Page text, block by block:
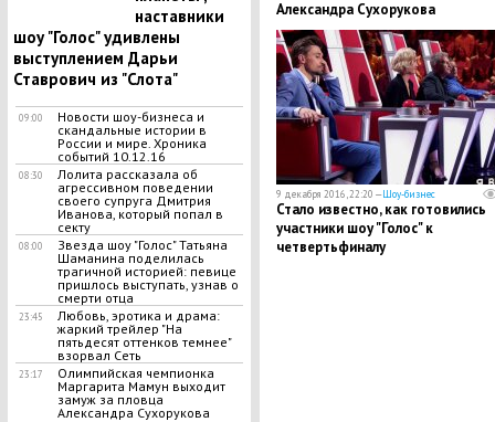
наставники
шоу "Голос" удивлены
выступлением Дарьи
Ставрович из "Слота"
09:00
Новости шоу-бизнеса и
скандальные истории в
России и мире. Хроника
событий 10.12.16
08:30
Лолита рассказала об
агрессивном поведении
своего супруга Дмитрия
Иванова, который попал в
секту
08:00
Звезда шоу "Голос" Татьяна
Шаманина поделилась
трагичной историей: певице
пришлось выступать, узнав о
смерти отца
23:45
Любовь, эротика и драма:
жаркий трейлер "На
пятьдесят оттенков темнее"
взорвал Сеть
23:17
Олимпийская чемпионка
Маргарита Мамун выходит
замуж за пловца
Александра Сухорукова
Александра Сухорукова
9 декабря 2016, 22:20 —Шоу-бизнес
Стало известно, как готовились
участники шоу "Голос" к
четвертьфиналу